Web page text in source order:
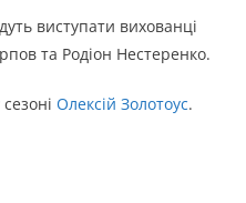
виступати вихованці
та Родіон Нестеренко.
Олексій Золотоус.